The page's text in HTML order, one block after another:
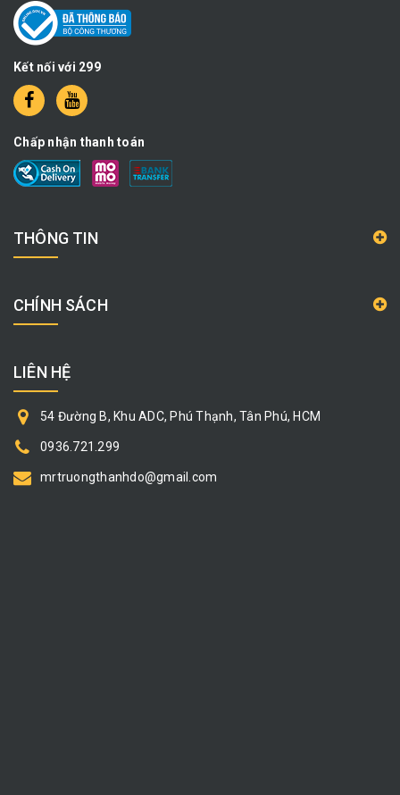
Kết nối với 299
Chấp nhận thanh toán
THÔNG TIN
CHÍNH SÁCH
LIÊN HỆ
54 Đường B, Khu ADC, Phú Thạnh, Tân Phú, HCM
0936.721.299
mrtruongthanhdo@gmail.com